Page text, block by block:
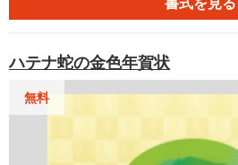
年始、年賀状素材です。
書式を見る
ハテナ蛇の金色年賀状
無料